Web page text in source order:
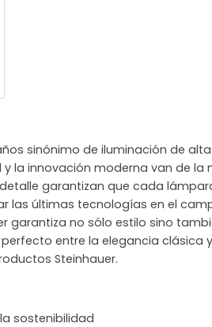
sinónimo de iluminación de alta
la innovación moderna van de la
garantizan que cada
las últimas tecnologías en el
garantiza no sólo estilo sino
entre la elegancia clásica
Steinhauer.
sostenibilidad